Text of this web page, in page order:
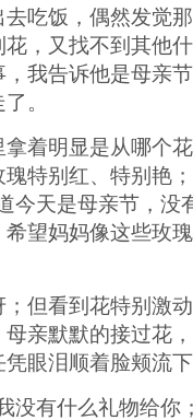
吃饭，偶然发觉
，又找不到其他
我告诉他是母亲
。
着明显是从哪个
特别红、特别艳
今天是母亲节，没
望妈妈像这些玫
但看到花特别激
亲默默的接过花
眼泪顺着脸颊流
没有什么礼物给你